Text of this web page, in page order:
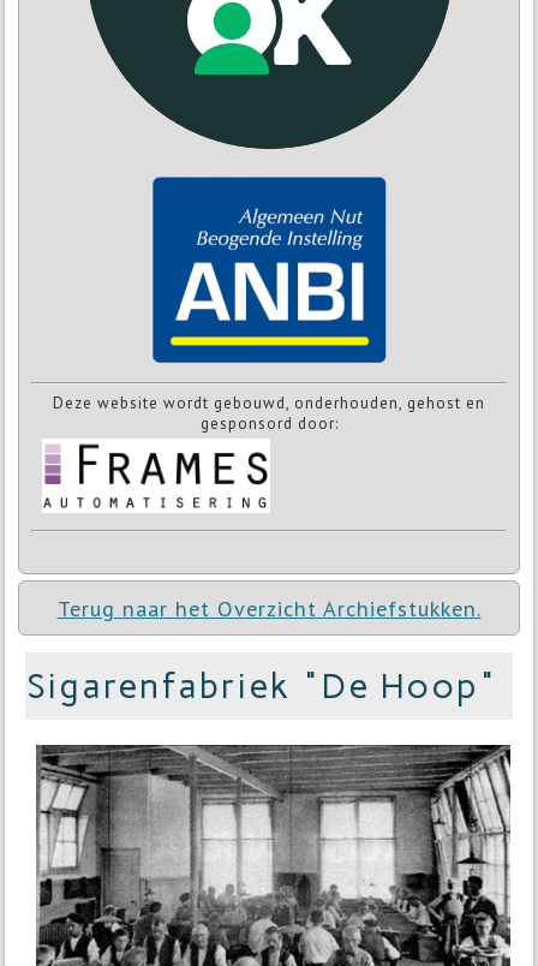
Deze website wordt gebouwd, onderhouden, gehost en
gesponsord door:
Terug naar het Overzicht Archiefstukken.
Sigarenfabriek "De Hoop"